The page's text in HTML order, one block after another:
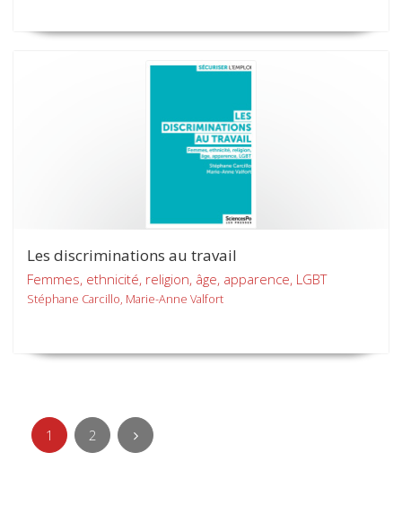
Les discriminations au travail
Femmes, ethnicité, religion, âge, apparence, LGBT
Stéphane Carcillo, Marie-Anne Valfort
1 2